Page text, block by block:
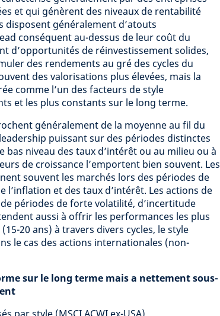
et qui génèrent des niveaux de rentabilité
disposent généralement d’atouts
conséquent au-dessus de leur coût du
d’opportunités de réinvestissement solides,
des rendements au gré des cycles du
des valorisations plus élevées, mais la
comme l’un des facteurs de style
et les plus constants sur le long terme.
généralement de la moyenne au fil du
puissant sur des périodes distinctes
bas niveau des taux d’intérêt ou au milieu ou à
de croissance l’emportent bien souvent. Les
souvent les marchés lors des périodes de
l’inflation et des taux d’intérêt. Les actions de
périodes de forte volatilité, d’incertitude
aussi à offrir les performances les plus
20 ans) à travers divers cycles, le style
le cas des actions internationales (non-
sur le long terme mais a nettement sous-